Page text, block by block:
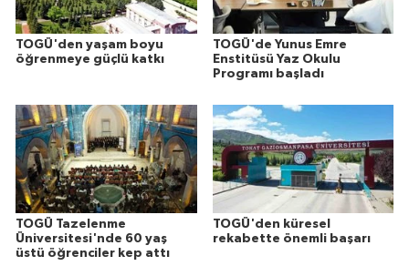
TOGÜ'den yaşam boyu
öğrenmeye güçlü katkı
TOGÜ'de Yunus Emre
Enstitüsü Yaz Okulu
Programı başladı
TOGÜ Tazelenme
Üniversitesi'nde 60 yaş
üstü öğrenciler kep attı
TOGÜ'den küresel
rekabette önemli başarı